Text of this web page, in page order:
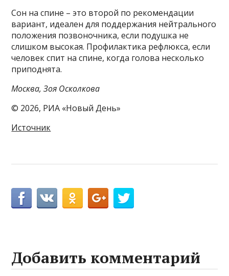
Сон на спине – это второй по рекомендации
вариант, идеален для поддержания нейтрального
положения позвоночника, если подушка не
слишком высокая. Профилактика рефлюкса, если
человек спит на спине, когда голова несколько
приподнята.
Москва, Зоя Осколкова
© 2026, РИА «Новый День»
Источник
Добавить комментарий